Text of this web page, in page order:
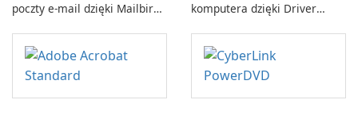
poczty e-mail dzięki Mailbird
komputera dzięki Driver